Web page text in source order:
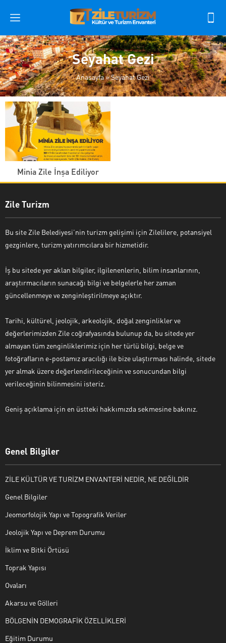
Seyahat Gezi
Anasayfa»Seyahat Gezi
Minia Zile İnşa Ediliyor
Zile Turizm
Bu site Zile Belediyesi’nin turizm gelişimi için Zilelilere, potansiyel
gezginlere, turizm yatırımcılara bir hizmetidir.
İş bu sitede yer aklan bilgiler, ilgilenenlerin, bilim insanlarının,
araştırmacıların sunacağı bilgi ve belgelerle her zaman
güncellenmeye ve zenginleştirilmeye açıktır.
Tarihi, kültürel, jeolojik, arkeolojik, doğal zenginlikler ve
değerlerimizden Zile coğrafyasında bulunup da, bu sitede yer
almayan tüm zenginliklerimiz için her türlü bilgi, belge ve
fotoğrafların e-postamız aracılığı ile bize ulaştırması halinde, sitede
yer almak üzere değerlendirileceğinin ve sonucundan bilgi
verileceğinin bilinmesini isteriz.
Geniş açıklama için en üstteki hakkımızda sekmesine bakınız.
Genel Bilgiler
ZİLE KÜLTÜR VE TURİZM ENVANTERİ NEDİR, NE DEĞİLDİR
Genel Bilgiler
Jeomorfolojik Yapı ve Topografik Veriler
Jeolojik Yapı ve Deprem Durumu
İklim ve Bitki Örtüsü
Toprak Yapısı
Ovaları
Akarsu ve Gölleri
BÖLGENİN DEMOGRAFİK ÖZELLİKLERİ
Eğitim Durumu